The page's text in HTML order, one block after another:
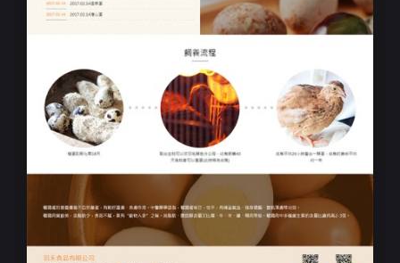
客製化網站設計
羽禾食品